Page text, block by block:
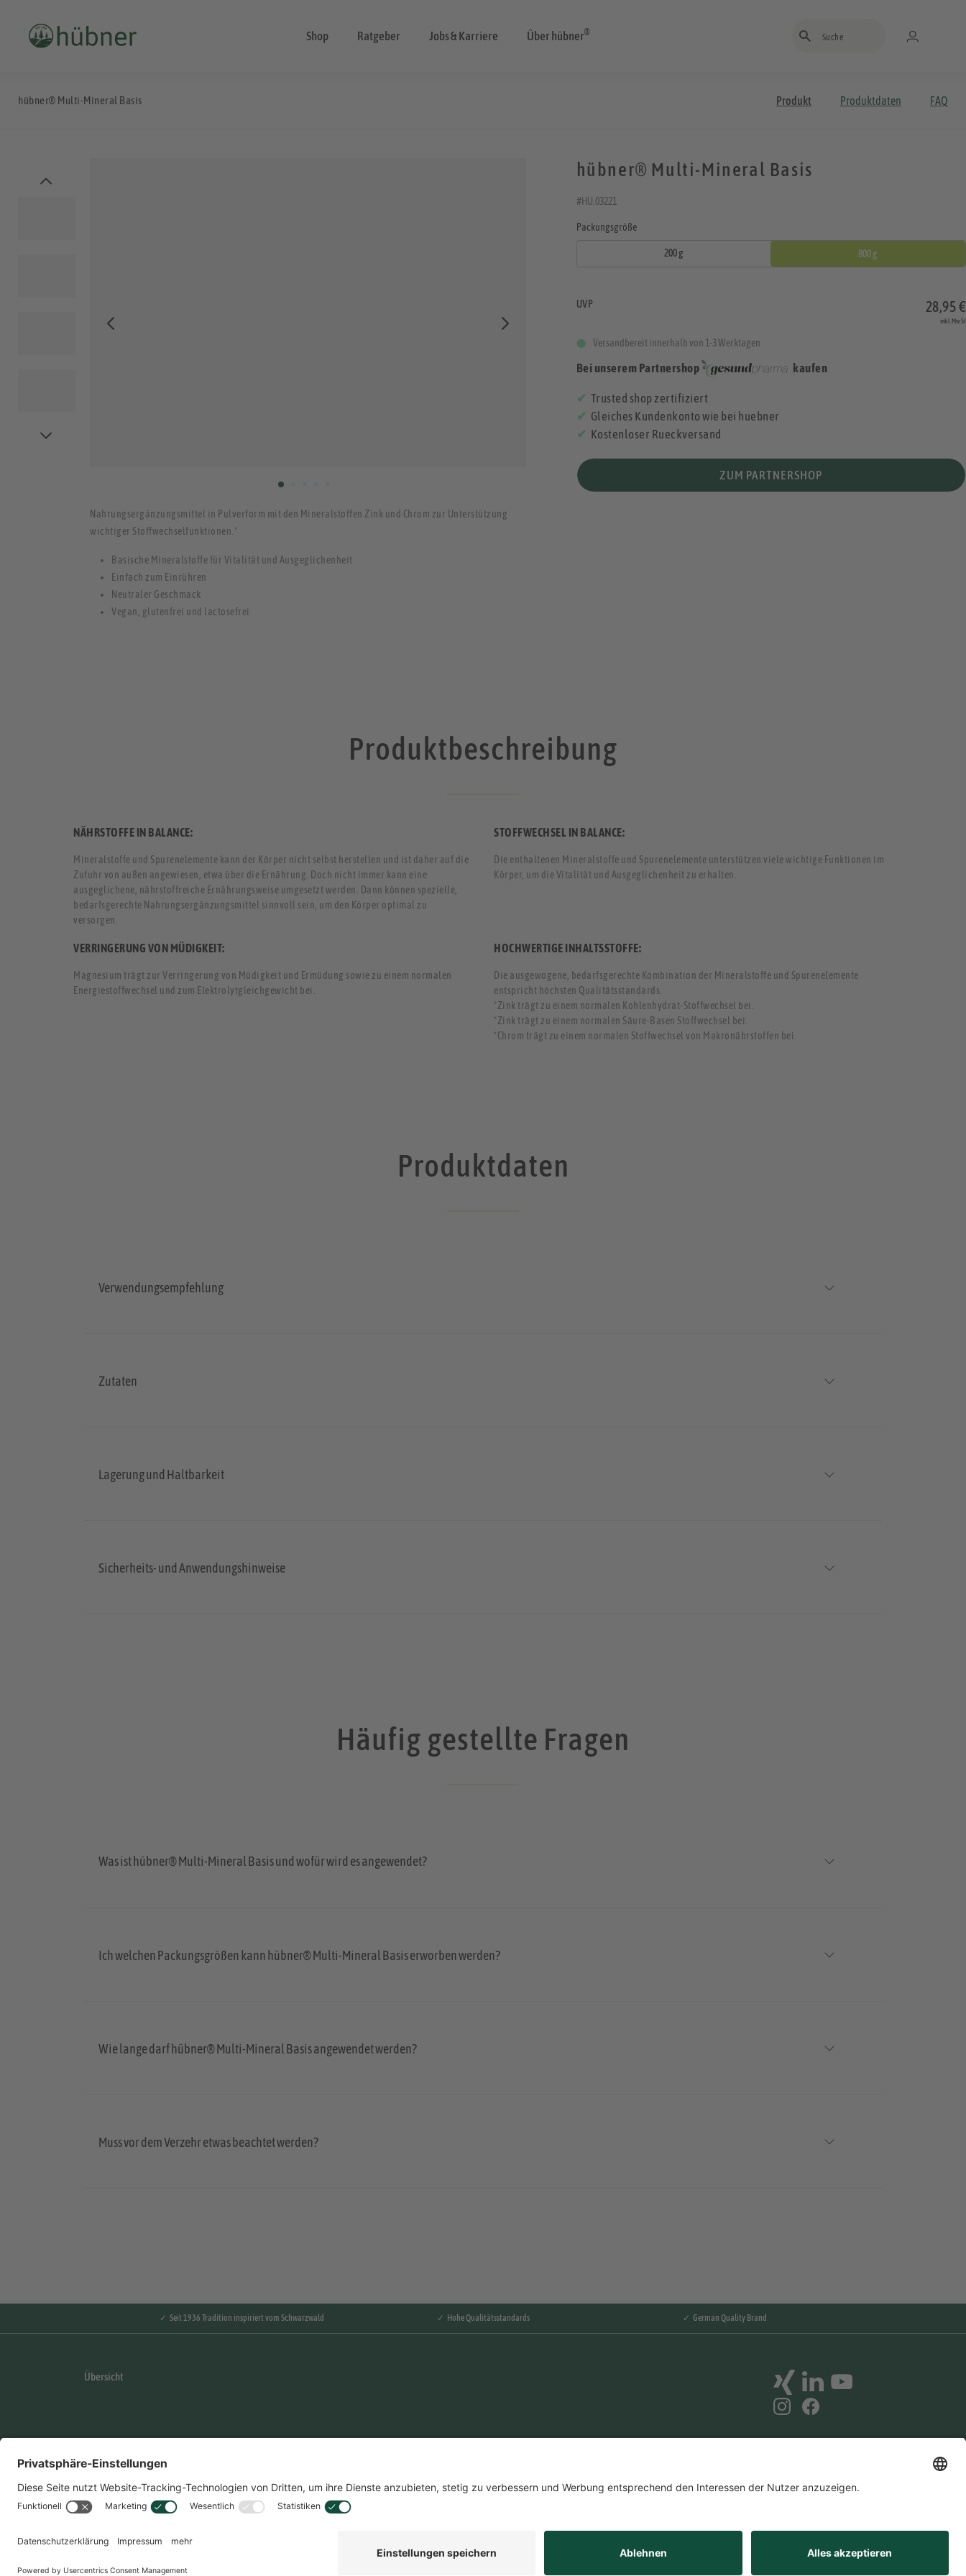
Shop Ratgeber Jobs & Karriere Über hübner®
hübner® Multi-Mineral Basis Produkt Produktdaten FAQ
Nahrungsergänzungsmittel in Pulverform mit den Mineralstoffen Zink und Chrom zur Unterstützung
wichtiger Stoffwechselfunktionen.*
Basische Mineralstoffe für Vitalität und Ausgeglichenheit
Einfach zum Einrühren
Neutraler Geschmack
Vegan, glutenfrei und lactosefrei
hübner® Multi-Mineral Basis
#HU.03221
Packungsgröße
200 g 800 g
UVP 28,95 €
inkl. MwSt
Versandbereit innerhalb von 1-3 Werktagen
Bei unserem Partnershop kaufen
Trusted shop zertifiziert
Gleiches Kundenkonto wie bei huebner
Kostenloser Rueckversand
ZUM PARTNERSHOP
Produktbeschreibung
NÄHRSTOFFE IN BALANCE:
Mineralstoffe und Spurenelemente kann der Körper nicht selbst herstellen und ist daher auf die
Zufuhr von außen angewiesen, etwa über die Ernährung. Doch nicht immer kann eine
ausgeglichene, nährstoffreiche Ernährungsweise umgesetzt werden. Dann können spezielle,
bedarfsgerechte Nahrungsergänzungsmittel sinnvoll sein, um den Körper optimal zu
versorgen.
STOFFWECHSEL IN BALANCE:
Die enthaltenen Mineralstoffe und Spurenelemente unterstützen viele wichtige Funktionen im
Körper, um die Vitalität und Ausgeglichenheit zu erhalten.
VERRINGERUNG VON MÜDIGKEIT:
Magnesium trägt zur Verringerung von Müdigkeit und Ermüdung sowie zu einem normalen
Energiestoffwechsel und zum Elektrolytgleichgewicht bei.
HOCHWERTIGE INHALTSSTOFFE:
Die ausgewogene, bedarfsgerechte Kombination der Mineralstoffe und Spurenelemente
entspricht höchsten Qualitätsstandards.
*Zink trägt zu einem normalen Kohlenhydrat-Stoffwechsel bei.
*Zink trägt zu einem normalen Säure-Basen Stoffwechsel bei.
*Chrom trägt zu einem normalen Stoffwechsel von Makronährstoffen bei.
Produktdaten
Verwendungsempfehlung
Zutaten
Lagerung und Haltbarkeit
Sicherheits- und Anwendungshinweise
Häufig gestellte Fragen
Was ist hübner® Multi-Mineral Basis und wofür wird es angewendet?
Ich welchen Packungsgrößen kann hübner® Multi-Mineral Basis erworben werden?
Wie lange darf hübner® Multi-Mineral Basis angewendet werden?
Muss vor dem Verzehr etwas beachtet werden?
✓ Seit 1936 Tradition inspiriert vom Schwarzwald ✓ Hohe Qualitätsstandards ✓ German Quality Brand
Übersicht
Impressum
Kontakt
Nebenwirkungen Formular